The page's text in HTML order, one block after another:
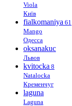
Viola
Київ
fialkomaniya 61
Mango
Одесса
oksanakuc
Львов
kvitocka 8
Natalocka
Кременчуг
laguna
Laguna